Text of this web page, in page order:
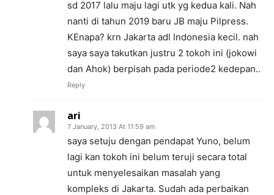
sd 2017 lalu maju lagi utk yg kedua kali. Nah
nanti di tahun 2019 baru JB maju Pilpress.
KEnapa? krn Jakarta adl Indonesia kecil. nah
saya saya takutkan justru 2 tokoh ini (jokowi
dan Ahok) berpisah pada periode2 kedepan..
Reply
ari
7 January, 2013 At 11:59 am
saya setuju dengan pendapat Yuno, belum
lagi kan tokoh ini belum teruji secara total
untuk menyelesaikan masalah yang
kompleks di Jakarta. Sudah ada perbaikan